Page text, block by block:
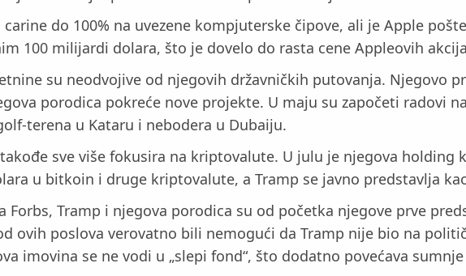
do 100% na uvezene kompjuterske čipove, ali je Apple
100 milijardi dolara, što je dovelo do rasta cene Appleovih
su neodvojive od njegovih državničkih putovanja. Njegovo
porodica pokreće nove projekte. U maju su započeti radovi
terena u Kataru i nebodera u Dubaiju.
sve više fokusira na kriptovalute. U julu je njegova
u bitkoin i druge kriptovalute, a Tramp se javno predstavlja
Forbs, Tramp i njegova porodica su od početka njegove prve
ovih poslova verovatno bili nemogući da Tramp nije bio na
imovina se ne vodi u „slepi fond“, što dodatno povećava